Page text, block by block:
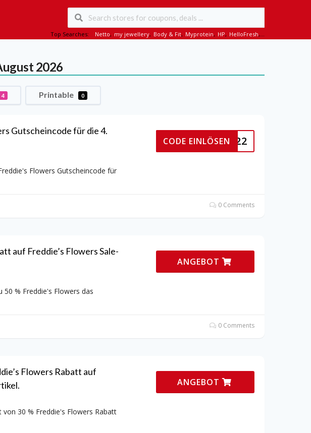
Top Searches: Netto, my jewellery, Body & Fit, Myprotein, HP, HelloFresh,...
2026
4 Printable 0
Gutscheincode für die 4.
Flowers Gutscheincode für
MENBOX22
CODE EINLÖSEN
0 Comments
auf Freddie’s Flowers Sale-
50 % Freddie's Flowers das
ANGEBOT
0 Comments
Flowers Rabatt auf
30 % Freddie's Flowers Rabatt
ANGEBOT